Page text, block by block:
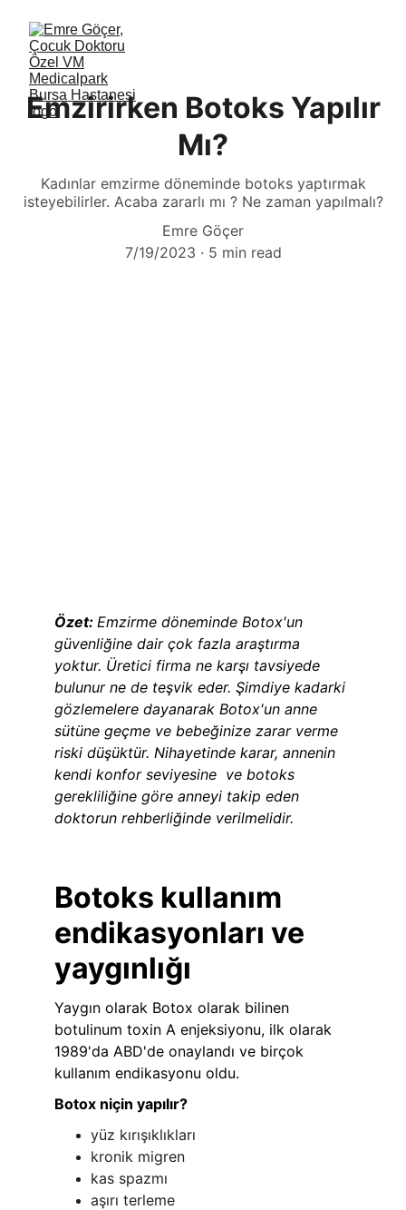
Emzirirken Botoks Yapılır
Mı?
Kadınlar emzirme döneminde botoks yaptırmak
isteyebilirler. Acaba zararlı mı ? Ne zaman yapılmalı?
Emre Göçer
7/19/2023
5 min read
Özet: Emzirme döneminde Botox'un
güvenliğine dair çok fazla araştırma
yoktur. Üretici firma ne karşı tavsiyede
bulunur ne de teşvik eder. Şimdiye kadarki
gözlemelere dayanarak Botox'un anne
sütüne geçme ve bebeğinize zarar verme
riski düşüktür. Nihayetinde karar, annenin
kendi konfor seviyesine  ve botoks
gerekliliğine göre anneyi takip eden
doktorun rehberliğinde verilmelidir.
Botoks kullanım
endikasyonları ve
yaygınlığı
Yaygın olarak Botox olarak bilinen
botulinum toxin A enjeksiyonu, ilk olarak
1989'da ABD'de onaylandı ve birçok
kullanım endikasyonu oldu.
Botox niçin yapılır?
yüz kırışıklıkları
kronik migren
kas spazmı
aşırı terleme